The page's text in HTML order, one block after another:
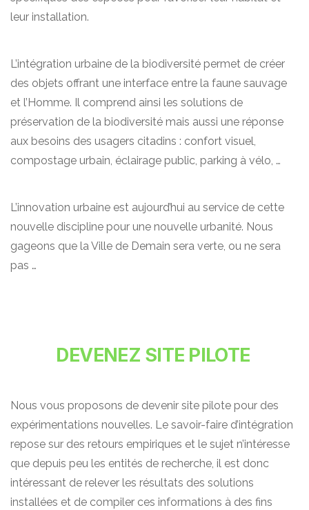
leur installation.
L’intégration urbaine de la biodiversité permet de créer
des objets offrant une interface entre la faune sauvage
et l’Homme. Il comprend ainsi les solutions de
préservation de la biodiversité mais aussi une réponse
aux besoins des usagers citadins : confort visuel,
compostage urbain, éclairage public, parking à vélo, …
L’innovation urbaine est aujourd’hui au service de cette
nouvelle discipline pour une nouvelle urbanité. Nous
gageons que la Ville de Demain sera verte, ou ne sera
pas …
DEVENEZ SITE PILOTE
Nous vous proposons de devenir site pilote pour des
expérimentations nouvelles. Le savoir-faire d’intégration
repose sur des retours empiriques et le sujet n’intéresse
que depuis peu les entités de recherche, il est donc
intéressant de relever les résultats des solutions
installées et de compiler ces informations à des fins